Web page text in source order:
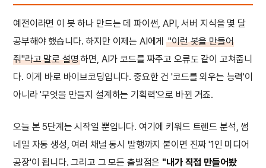
예전이라면 이 봇 하나 만드는 데 파이썬, API, 서버 지식을 몇 달
공부해야 했습니다. 하지만 이제는 AI에게"이런 봇을 만들어
줘"라고 말로 설명하면, AI가 코드를 짜주고 오류도 같이 고쳐줍니
다. 이게 바로 바이브코딩입니다. 중요한 건 '코드를 외우는 능력'이
아니라 '무엇을 만들지 설계하는 기획력'으로 바뀐 거죠.
오늘 본 5단계는 시작일 뿐입니다. 여기에 키워드 트렌드 분석, 썸
네일 자동 생성, 여러 채널 동시 발행까지 붙이면 진짜 '1인 미디어
공장'이 됩니다. 그리고 그 모든 출발점은 "내가 직접 만들어봤